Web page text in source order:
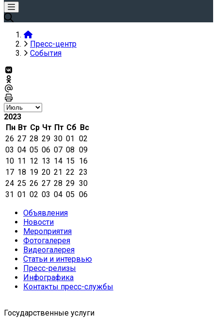
Пресс-центр
События
2023
Пн Вт Ср Чт Пт Сб Вс
26 27 28 29 30 01 02
03 04 05 06 07 08 09
10 11 12 13 14 15 16
17 18 19 20 21 22 23
24 25 26 27 28 29 30
31 01 02 03 04 05 06
Объявления
Новости
Мероприятия
Фотогалерея
Видеогалерея
Статьи и интервью
Пресс-релизы
Инфографика
Контакты пресс-службы
Государственные услуги